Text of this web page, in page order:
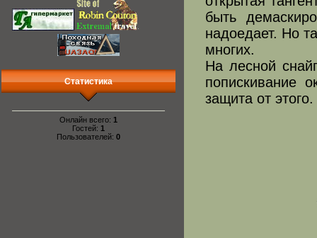
Статистика
Онлайн всего: 1
Гостей: 1
Пользователей: 0
быть
надоедает. Но
многих.
На лесной
попискивание
защита от